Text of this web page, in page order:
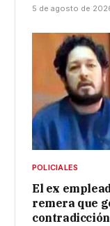
5 de agosto de
POLICIALES
El ex
remera que